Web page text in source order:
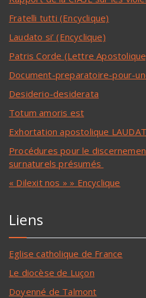
Fratelli tutti (Encyclique)
Laudato si’ (Encyclique)
Patris Corde (Lettre
Document-preparatoire-pour-
Desiderio-desiderata
Totum amoris est
Exhortation apostolique
Procédures pour le
surnaturels présumés
« Dilexit nos » » Encyclique
Liens
Eglise catholique de France
Le diocèse de Luçon
Doyenné de Talmont